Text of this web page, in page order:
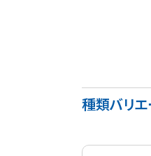
種類バリ